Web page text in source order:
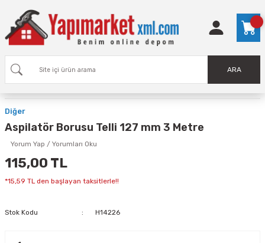
ARA
Diğer
Aspilatör Borusu Telli 127 mm 3 Metre
Yorum Yap / Yorumları Oku
115,00 TL
*15,59 TL den başlayan taksitlerle!!
Stok Kodu H14226